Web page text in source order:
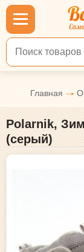
Поиск по товарам
Главная
Polarnik,
(серый)